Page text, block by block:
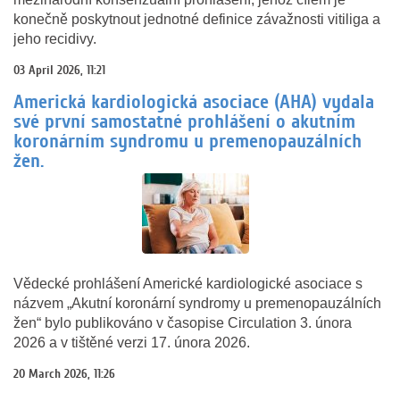
konečně poskytnout jednotné definice závažnosti vitiliga a
jeho recidivy.
03 April 2026, 11:21
Americká kardiologická asociace (AHA) vydala
své první samostatné prohlášení o akutním
koronárním syndromu u premenopauzálních
žen.
Vědecké prohlášení Americké kardiologické asociace s
názvem „Akutní koronární syndromy u premenopauzálních
žen“ bylo publikováno v časopise Circulation 3. února
2026 a v tištěné verzi 17. února 2026.
20 March 2026, 11:26